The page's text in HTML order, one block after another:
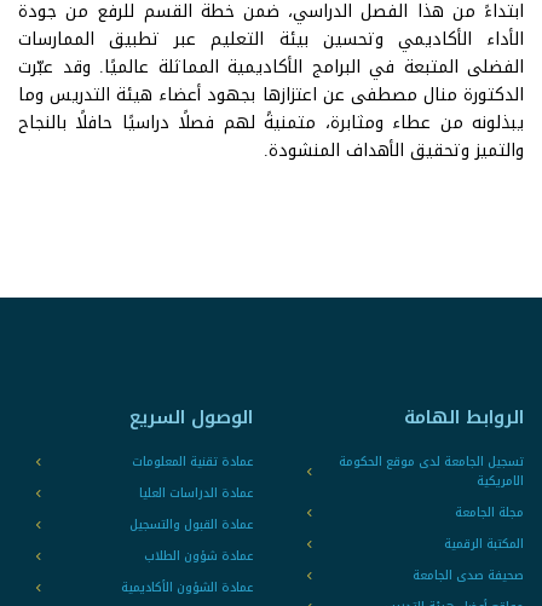
ابتداءً من هذا الفصل الدراسي، ضمن خطة القسم للرفع من جودة
الأداء الأكاديمي وتحسين بيئة التعليم عبر تطبيق الممارسات
الفضلى المتبعة في البرامج الأكاديمية المماثلة عالميًا. وقد عبّرت
الدكتورة منال مصطفى عن اعتزازها بجهود أعضاء هيئة التدريس وما
يبذلونه من عطاء ومثابرة، متمنيةً لهم فصلًا دراسيًا حافلًا بالنجاح
والتميز وتحقيق الأهداف المنشودة.
الروابط الهامة
تسجيل الجامعة لدى موقع الحكومة
الامريكية
مجلة الجامعة
المكتبة الرقمية
صحيفة صدى الجامعة
الوصول السريع
عمادة تقنية المعلومات
عمادة الدراسات العليا
عمادة القبول والتسجيل
عمادة شؤون الطلاب
عمادة الشؤون الأكاديمية